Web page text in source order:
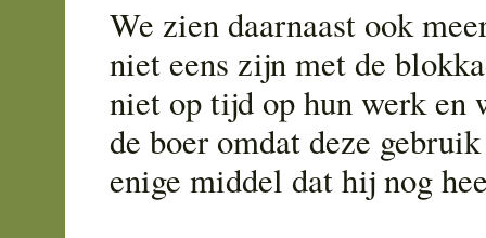
We zien daarnaast ook
niet eens zijn met de
niet op tijd op hun werk en
de boer omdat deze
enige middel dat hij nog